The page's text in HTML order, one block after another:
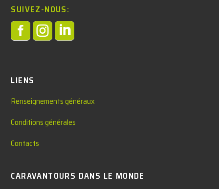
SUIVEZ-NOUS:

LIENS
Renseignements généraux
Conditions générales
Contacts
CARAVANTOURS DANS LE MONDE